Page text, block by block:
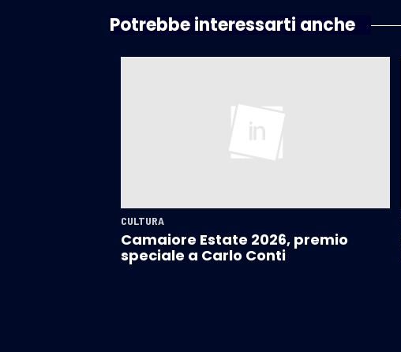
Potrebbe interessarti anche
CULTURA
Camaiore Estate 2026, premio
speciale a Carlo Conti